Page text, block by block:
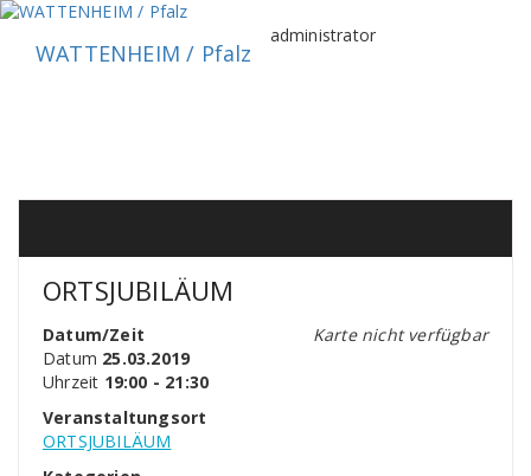
Zum
springenWATTENHEIM / Pfalz
administrator
ORTSJUBILÄUM
Karte nicht verfügbar
Datum/Zeit
Datum 25.03.2019
Uhrzeit 19:00 - 21:30
Veranstaltungsort
ORTSJUBILÄUM